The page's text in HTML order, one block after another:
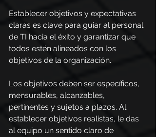
Establecer objetivos y expectativas
claras es clave para guiar al personal
de TI hacia el éxito y garantizar que
todos estén alineados con los
objetivos de la organización.
Los objetivos deben ser específicos,
mensurables, alcanzables,
pertinentes y sujetos a plazos. Al
establecer objetivos realistas, le das
al equipo un sentido claro de